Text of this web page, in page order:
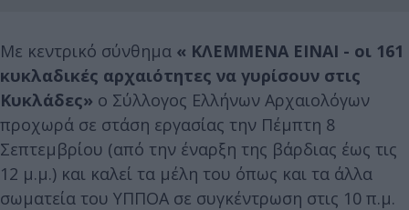
Με κεντρικό σύνθημα « ΚΛΕΜΜΕΝΑ ΕΙΝΑΙ - οι 161
κυκλαδικές αρχαιότητες να γυρίσουν στις
Κυκλάδες» ο Σύλλογος Ελλήνων Αρχαιολόγων
προχωρά σε στάση εργασίας την Πέμπτη 8
Σεπτεμβρίου (από την έναρξη της βάρδιας έως τις
12 μ.μ.) και καλεί τα μέλη του όπως και τα άλλα
σωματεία του ΥΠΠΟΑ σε συγκέντρωση στις 10 π.μ.